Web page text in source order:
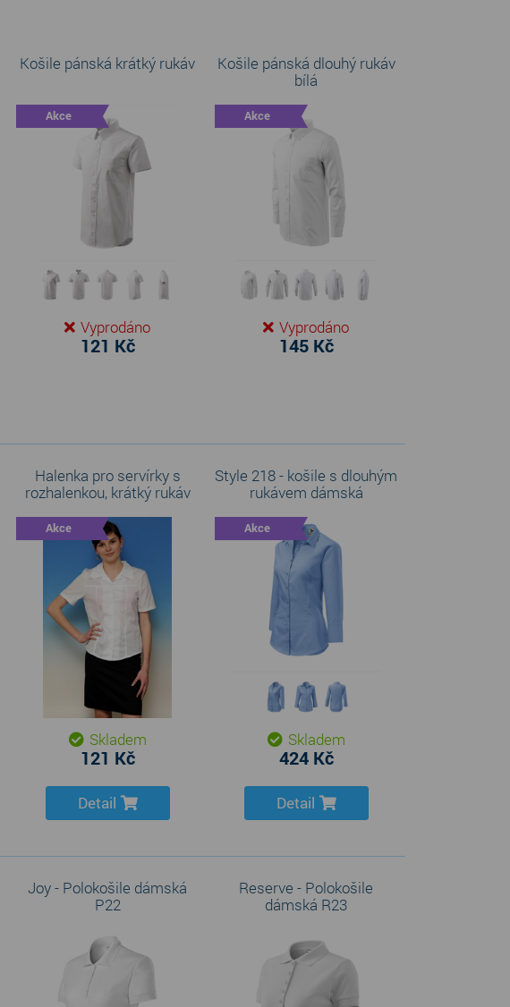
Košile pánská krátký rukáv
Akce
Vyprodáno
121 Kč
Košile pánská dlouhý rukáv
bílá
Akce
Vyprodáno
145 Kč
Halenka pro servírky s
rozhalenkou, krátký rukáv
Akce
Skladem
121 Kč
Detail
Style 218 - košile s dlouhým
rukávem dámská
Akce
Skladem
424 Kč
Detail
Joy - Polokošile dámská
P22
Reserve - Polokošile
dámská R23